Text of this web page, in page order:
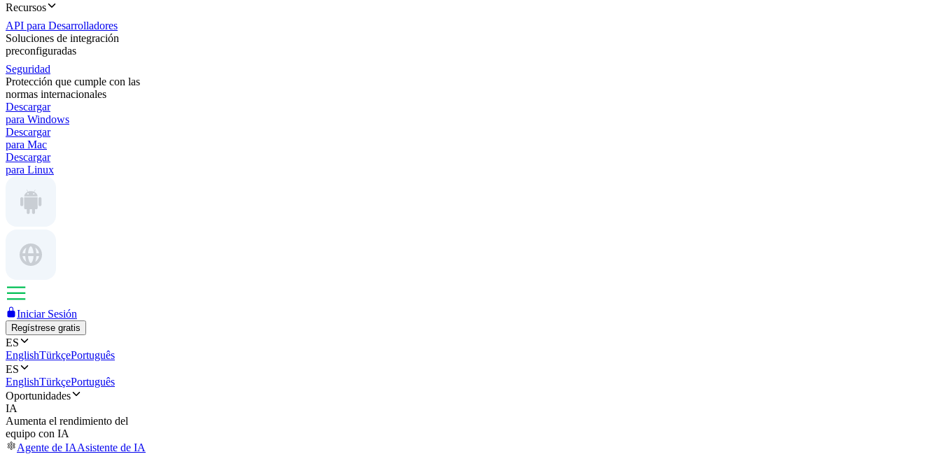
Recursos
API para Desarrolladores
Soluciones de integración
preconfiguradas
Seguridad
Protección que cumple con las
normas internacionales
Descargar
para Windows
Descargar
para Mac
Descargar
para Linux
Iniciar Sesión
Regístrese gratis
ES
EnglishTürkçePortuguês
ES
EnglishTürkçePortuguês
Oportunidades
IA
Aumenta el rendimiento del
equipo con IA
Agente de IAAsistente de IA